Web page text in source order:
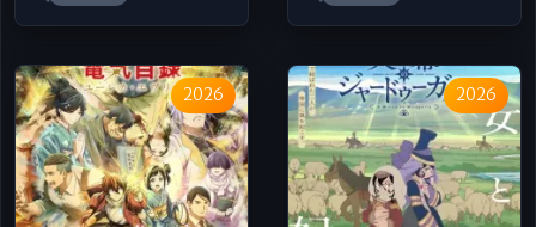
2026 2026